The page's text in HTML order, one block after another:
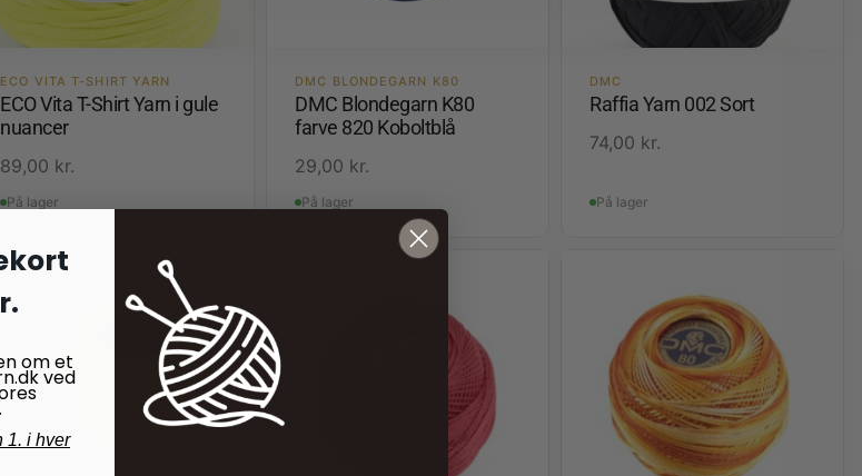
ECO VITA T-SHIRT YARN
ECO Vita T-Shirt Yarn i gule
nuancer
89,00 kr.
På lager
DMC BLONDEGARN K80
DMC Blondegarn K80
farve 820 Koboltblå
29,00 kr.
På lager
DMC
Raffia Yarn 002 Sort
74,00 kr.
På lager
om et
ved
1. i hver